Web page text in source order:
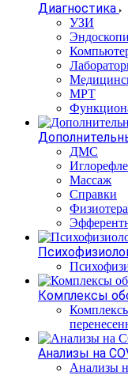
Диагностика
УЗИ
МРТ
ДМС
Массаж
Справки
Комплексы
Анализы на
Анализы